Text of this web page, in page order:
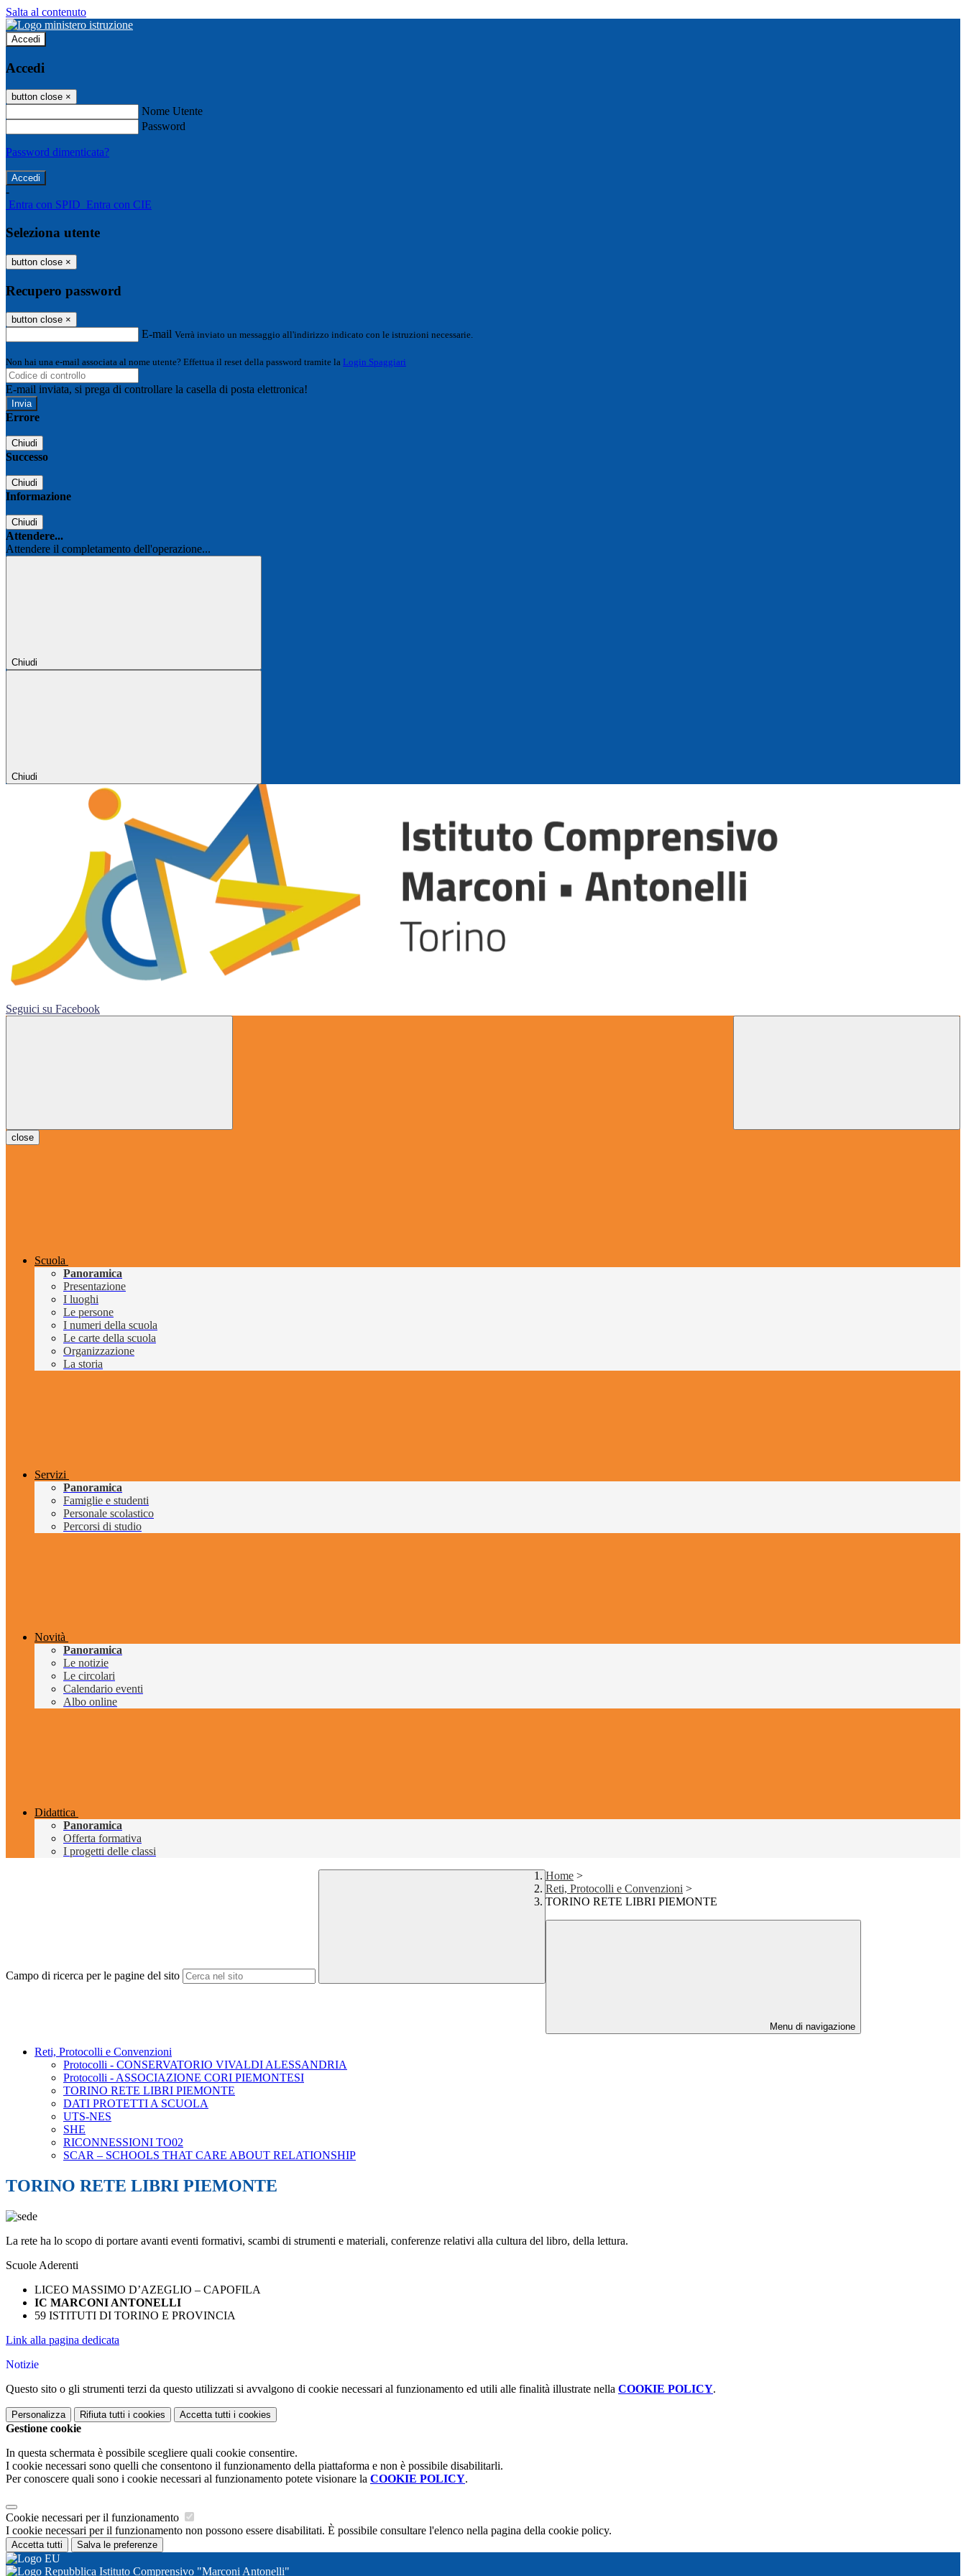
Salta al contenuto
Accedi
Accedi
button close ×
Nome Utente
Password
Password dimenticata?
-
Entra con SPID Entra con CIE
Seleziona utente
button close ×
Recupero password
button close ×
E-mail Verrà inviato un messaggio all'indirizzo indicato con le istruzioni necessarie.
Non hai una e-mail associata al nome utente? Effettua il reset della password tramite la Login Spaggiari
E-mail inviata, si prega di controllare la casella di posta elettronica!
Errore
Chiudi
Successo
Chiudi
Informazione
Chiudi
Attendere...
Attendere il completamento dell'operazione...
Chiudi
Chiudi
Seguici su Facebook
close
Scuola
Panoramica
Presentazione
I luoghi
Le persone
I numeri della scuola
Le carte della scuola
Organizzazione
La storia
Servizi
Panoramica
Famiglie e studenti
Personale scolastico
Percorsi di studio
Novità
Panoramica
Le notizie
Le circolari
Calendario eventi
Albo online
Didattica
Panoramica
Offerta formativa
I progetti delle classi
Campo di ricerca per le pagine del sito
Home >
Reti, Protocolli e Convenzioni >
TORINO RETE LIBRI PIEMONTE
Menu di navigazione
Reti, Protocolli e Convenzioni
Protocolli - CONSERVATORIO VIVALDI ALESSANDRIA
Protocolli - ASSOCIAZIONE CORI PIEMONTESI
TORINO RETE LIBRI PIEMONTE
DATI PROTETTI A SCUOLA
UTS-NES
SHE
RICONNESSIONI TO02
SCAR – SCHOOLS THAT CARE ABOUT RELATIONSHIP
TORINO RETE LIBRI PIEMONTE
La rete ha lo scopo di portare avanti eventi formativi, scambi di strumenti e materiali, conferenze relativi alla cultura del libro, della lettura.
Scuole Aderenti
LICEO MASSIMO D’AZEGLIO – CAPOFILA
IC MARCONI ANTONELLI
59 ISTITUTI DI TORINO E PROVINCIA
Link alla pagina dedicata
Notizie
Questo sito o gli strumenti terzi da questo utilizzati si avvalgono di cookie necessari al funzionamento ed utili alle finalità illustrate nella COOKIE POLICY.
Personalizza Rifiuta tutti i cookies Accetta tutti i cookies
Gestione cookie
In questa schermata è possibile scegliere quali cookie consentire.
I cookie necessari sono quelli che consentono il funzionamento della piattaforma e non è possibile disabilitarli.
Per conoscere quali sono i cookie necessari al funzionamento potete visionare la COOKIE POLICY.
Cookie necessari per il funzionamento
I cookie necessari per il funzionamento non possono essere disabilitati. È possibile consultare l'elenco nella pagina della cookie policy.
Accetta tutti Salva le preferenze
Istituto Comprensivo "Marconi Antonelli"